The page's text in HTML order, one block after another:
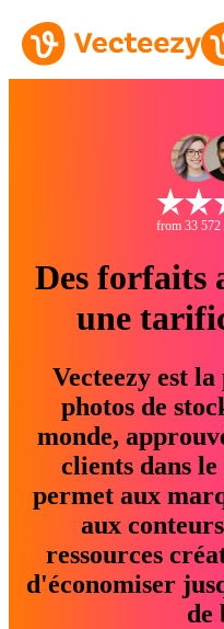
from 33 572
Des forfaits
une
Vecteezy est
photos de
monde,
clients dans
permet aux
aux
ressources
d'économiser
de